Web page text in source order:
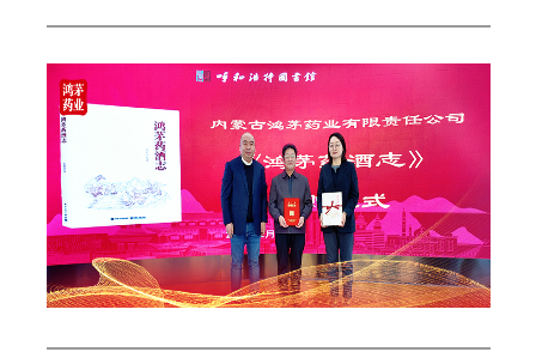
群体筑牢健康防线。